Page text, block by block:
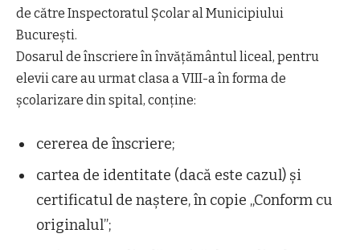
de către Inspectoratul Școlar al Municipiului
București.
Dosarul de înscriere în învățământul liceal, pentru
elevii care au urmat clasa a VIII-a în forma de
școlarizare din spital, conține:
cererea de înscriere;
cartea de identitate (dacă este cazul) și
certificatul de naștere, în copie „Conform cu
originalul”;